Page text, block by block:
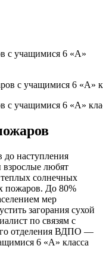
с учащимися 6 «А»
с учащимися 6 «А»
до наступления
взрослые любят
солнечных
пожаров. До 80%
мер
загорания сухой
по связям с
отделения ВДПО —
6 «А» класса